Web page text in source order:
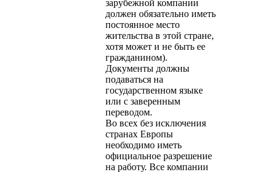
зарубежной компании
должен обязательно иметь
постоянное место
жительства в этой стране,
хотя может и не быть ее
гражданином).
Документы должны
подаваться на
государственном языке
или с заверенным
переводом.
Во всех без исключения
странах Европы
необходимо иметь
официальное разрешение
на работу. Все компании